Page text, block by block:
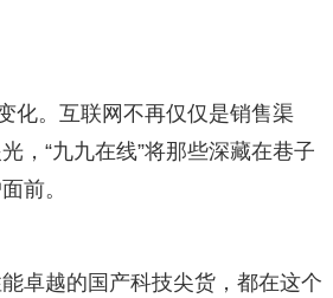
化。互联网不再仅仅是销售渠
，“九九在线”将那些深藏在巷子
前。
卓越的国产科技尖货，都在这个